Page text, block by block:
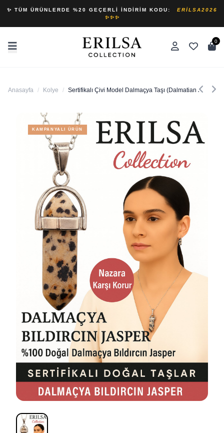
✨ TÜM ÜRÜNLERDE %20 GEÇERLI İNDIRIM KODU:
ERILSA2026
✨✨✨
0
Anasayfa / Kolye / Sertifikalı Çivi Model Dalmaçya Taşı (Dalmatian Jasper)
KAMPANYALI ÜRÜN